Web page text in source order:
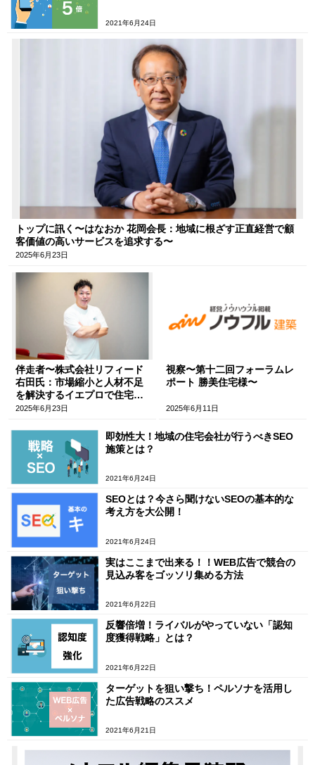
2021年6月24日
トップに訊く〜はなおか 花岡会長：地域に根ざす正直経営で顧
客価値の高いサービスを追求する〜
2025年6月23日
伴走者〜株式会社リフィード
右田氏：市場縮小と人材不足
を解決するイエプロで住宅会
社の業務を変革する〜
2025年6月23日
視察〜第十二回フォーラムレ
ポート 勝美住宅様〜
2025年6月11日
即効性大！地域の住宅会社が行うべきSEO
施策とは？
2021年6月24日
SEOとは？今さら聞けないSEOの基本的な
考え方を大公開！
2021年6月24日
実はここまで出来る！！WEB広告で競合の
見込み客をゴッソリ集める方法
2021年6月22日
反響倍増！ライバルがやっていない「認知
度獲得戦略」とは？
2021年6月22日
ターゲットを狙い撃ち！ペルソナを活用し
た広告戦略のススメ
2021年6月21日